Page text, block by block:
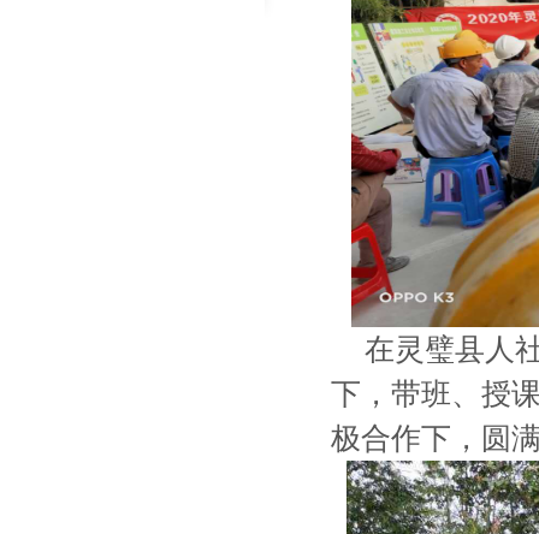
在灵璧县人
下，带班、授
极合作下，圆